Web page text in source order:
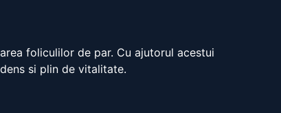
foliculilor de par. Cu ajutorul acestui
si plin de vitalitate.